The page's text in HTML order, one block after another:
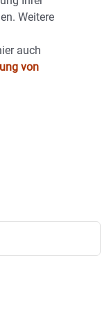
Weitere
auch
von